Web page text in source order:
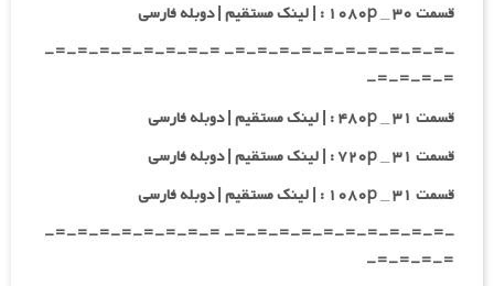
قسمت ۳۰ _ ۱۰۸۰p : | لینک مستقیم | دوبله فارسی
-=-=-=-=-=-=-=-=-=-=- =-=-=-=-=-=-=-=-
=-=-=-=-
قسمت ۳۱ _ ۴۸۰p : | لینک مستقیم | دوبله فارسی
قسمت ۳۱ _ ۷۲۰p : | لینک مستقیم | دوبله فارسی
قسمت ۳۱ _ ۱۰۸۰p : | لینک مستقیم | دوبله فارسی
-=-=-=-=-=-=-=-=-=-=- =-=-=-=-=-=-=-=-
=-=-=-=-